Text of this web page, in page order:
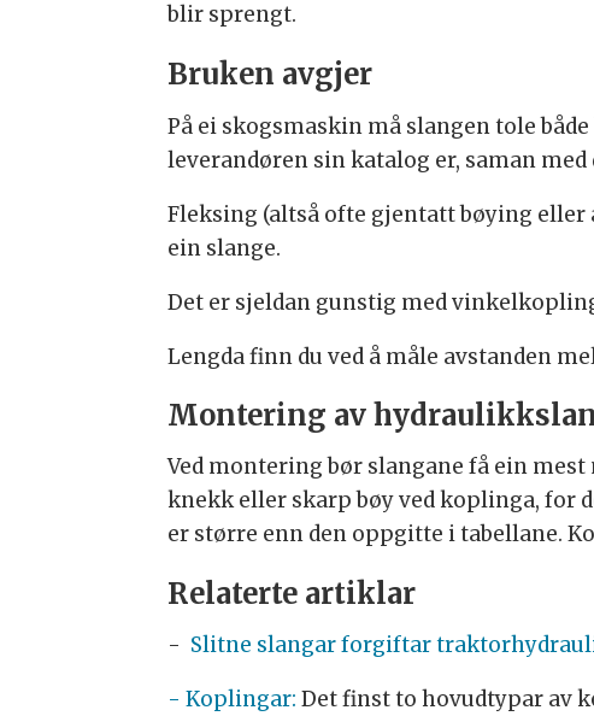
blir sprengt.
Bruken avgjer
På ei skogsmaskin må slangen tole
leverandøren sin katalog er, saman
Fleksing (altså ofte gjentatt bøying eller
ein slange.
Det er sjeldan gunstig med
Lengda finn du ved å måle avstanden
Montering av
Ved montering bør slangane få ein
knekk eller skarp bøy ved koplinga, for
er større enn den oppgitte i tabellane.
Relaterte artiklar
- Slitne slangar forgiftar
- Koplingar: Det finst to hovudtypar av